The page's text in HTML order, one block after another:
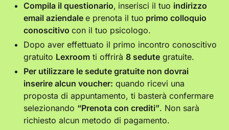
Compila il questionario, inserisci il tuo indirizzo
email aziendalee prenota il tuo primo colloquio
conoscitivocon il tuo psicologo.
Dopo aver effettuato il primo incontro conoscitivo
gratuito Lexroom ti offrirà8 sedute gratuite.
Per utilizzare le sedute gratuite non dovrai
inserire alcun voucher: quando ricevi una
proposta di appuntamento, ti basterà confermare
selezionando “Prenota con crediti”. Non sarà
richiesto alcun metodo di pagamento.